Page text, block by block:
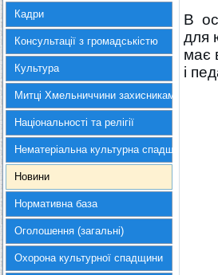
Кадри
Консультації з громадськістю
Культура
Митці Хмельниччини захисникам України
Національності та релігії
Нематеріальна культурна спадщина
Новини
Нормативна база
Оголошення (загальні)
Охорона культурної спадщини
В
для
має
і